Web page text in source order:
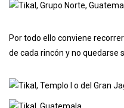
Por todo ello conviene
de cada rincón y no quedarse